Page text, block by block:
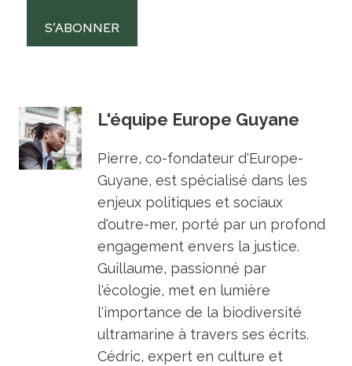
S’ABONNER
L'équipe Europe Guyane
Pierre, co-fondateur d'Europe-
Guyane, est spécialisé dans les
enjeux politiques et sociaux
d'outre-mer, porté par un profond
engagement envers la justice.
Guillaume, passionné par
l'écologie, met en lumière
l'importance de la biodiversité
ultramarine à travers ses écrits.
Cédric, expert en culture et